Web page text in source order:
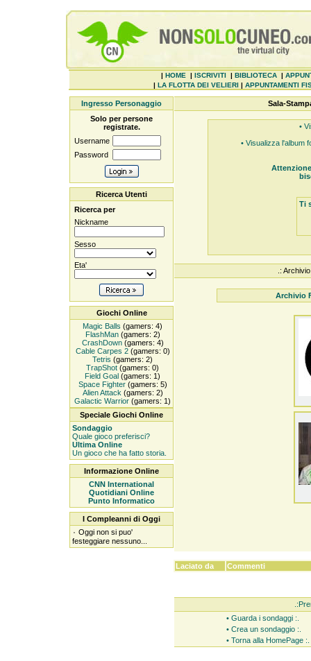
| HOME | ISCRIVITI| BIBLIOTECA|
| LA FLOTTA DEI VELIERI | APPUNTAMENTI
Ingresso Personaggio
Solo per persone
registrate.
Username
Password
Ricerca Utenti
Ricerca per
Nickname
Sesso
Eta'
Giochi Online
Magic Balls (gamers: 4)
FlashMan(gamers: 2)
CrashDown(gamers: 4)
Cable Carpes 2(gamers: 0)
Tetris (gamers: 2)
TrapShot (gamers: 0)
Field Goal (gamers: 1)
Space Fighter(gamers: 5)
Alien Attack (gamers: 2)
Galactic Warrior (gamers: 1)
Speciale Giochi Online
Sondaggio
Quale gioco preferisci?
Ultima Online
Un gioco che ha fatto storia.
Informazione Online
CNN International
Quotidiani Online
Punto Informatico
I Compleanni di Oggi
۰ Oggi non si puo'
festeggiare nessuno...
Sala-
•
• Visualizza l'album
Ti
.:
Archivio
Laciato da Commenti
• Guarda i sondaggi :.
• Crea un sondaggio :.
• Torna alla HomePage :.